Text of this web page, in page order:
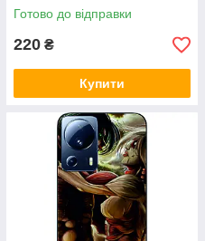
Готово до відправки
220 ₴
Купити